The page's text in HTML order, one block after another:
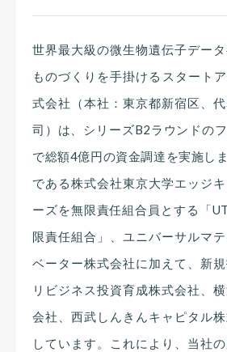
世界最大級の微生物遺伝子デー
ものづくりを手掛けるスタート
式会社（本社：東京都新宿区、
司）は、シリーズB2ラウンドの
で総額4億円の資金調達を実施し
である株式会社東京大学エッジ
ーズを無限責任組合員とする「
限責任組合」、ユニバーサルマ
ベーター株式会社に加えて、新
リビジネス投資育成株式会社、
会社、西武しんきんキャピタル
しています。これにより、当社